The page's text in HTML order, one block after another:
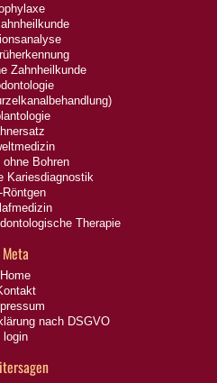
Zahnheilkunde
ohne Bohren
Kariesdiagnostik
Röntgen
Therapie
Meta
Home
nach DSGVO
login